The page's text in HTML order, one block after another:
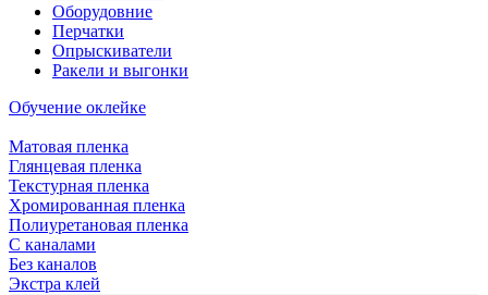
Оборудовние
Перчатки
Опрыскиватели
Ракели и выгонки
Обучение оклейке
Матовая пленка
Глянцевая пленка
Текстурная пленка
Хромированная пленка
Полиуретановая пленка
С каналами
Без каналов
Экстра клей